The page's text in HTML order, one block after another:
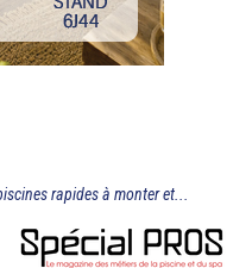
rapides à monter et...